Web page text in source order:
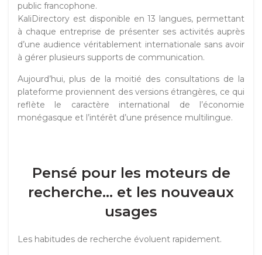
public francophone.
KaliDirectory est disponible en 13 langues, permettant
à chaque entreprise de présenter ses activités auprès
d’une audience véritablement internationale sans avoir
à gérer plusieurs supports de communication.
Aujourd’hui, plus de la moitié des consultations de la
plateforme proviennent des versions étrangères, ce qui
reflète le caractère international de l’économie
monégasque et l’intérêt d’une présence multilingue.
Pensé pour les moteurs de
recherche… et les nouveaux
usages
Les habitudes de recherche évoluent rapidement.